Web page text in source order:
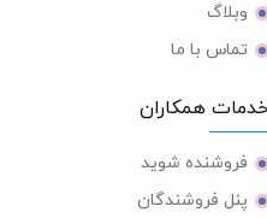
وبلاگ
تماس با ما
همکاران
فروشنده شوید
پنل فروشندگان